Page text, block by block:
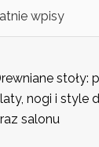
wpisy
stoły:
nogi i style
salonu